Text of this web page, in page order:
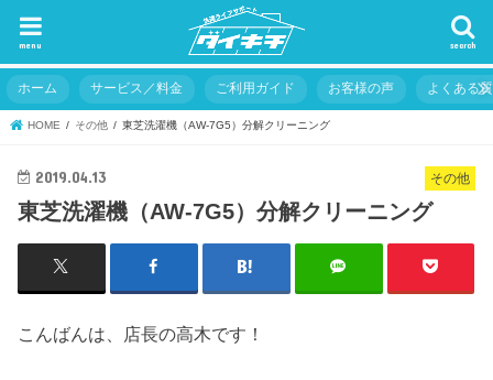
search
menu
ホーム サービス／料金 ご利用ガイド お客様の声 よくある
HOME その他 東芝洗濯機（AW-7G5）分解クリーニング
その他
2019.04.13
東芝洗濯機（AW-7G5）分解クリーニング
こんばんは、店長の高木です！